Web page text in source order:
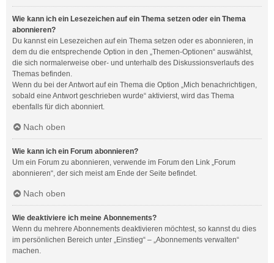
Wie kann ich ein Lesezeichen auf ein Thema setzen oder ein Thema
abonnieren?
Du kannst ein Lesezeichen auf ein Thema setzen oder es abonnieren, in
dem du die entsprechende Option in den „Themen-Optionen“ auswählst,
die sich normalerweise ober- und unterhalb des Diskussionsverlaufs des
Themas befinden.
Wenn du bei der Antwort auf ein Thema die Option „Mich benachrichtigen,
sobald eine Antwort geschrieben wurde“ aktivierst, wird das Thema
ebenfalls für dich abonniert.
Nach oben
Wie kann ich ein Forum abonnieren?
Um ein Forum zu abonnieren, verwende im Forum den Link „Forum
abonnieren“, der sich meist am Ende der Seite befindet.
Nach oben
Wie deaktiviere ich meine Abonnements?
Wenn du mehrere Abonnements deaktivieren möchtest, so kannst du dies
im persönlichen Bereich unter „Einstieg“ – „Abonnements verwalten“
machen.